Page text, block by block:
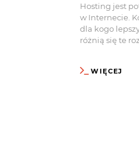
Hosting jest
w Internecie.
dla kogo
różnią się te
WIĘCEJ